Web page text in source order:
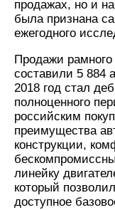
продажах, но и
была признана
ежегодного
Продажи рамного
составили 5 884
2018 год стал
полноценного
российским
преимущества
конструкции,
линейку
который
доступное